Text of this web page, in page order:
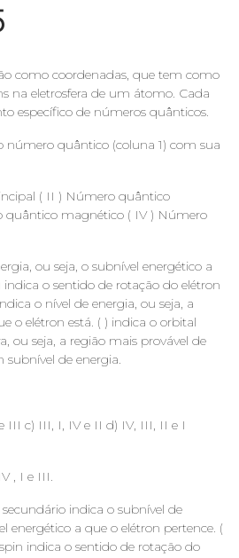
como coordenadas, que tem como
na eletrosfera de um átomo. Cada
específico de números quânticos.
número quântico (coluna 1) com sua
( II ) Número quântico
quântico magnético ( IV ) Número
ou seja, o subnível energético a
indica o sentido de rotação do elétron
o nível de energia, ou seja, a
o elétron está. ( ) indica o orbital
ou seja, a região mais provável de
de energia.
III c) III, I, IV e II d) IV, III, II e I
, I e III.
indica o subnível de
energético a que o elétron pertence. (
indica o sentido de rotação do